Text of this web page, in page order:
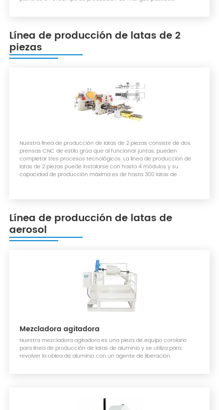
Línea de producción de latas de 2
piezas
Nuestra línea de producción de latas de 2 piezas consiste de dos
prensas CNC de estilo grúa que al funcionar juntas, pueden
completar tres procesos tecnológicos. La línea de producción de
latas de 2 piezas puede instalarse con hasta 4 módulos y su
capacidad de producción máxima es de hasta 300 latas de .
Línea de producción de latas de
aerosol
Mezcladora agitadora
Nuestra mezcladora agitadora es una pieza de equipo corolario
para línea de producción de latas de aluminio y se utiliza para
revolver la oblea de aluminio con un agente de liberación.